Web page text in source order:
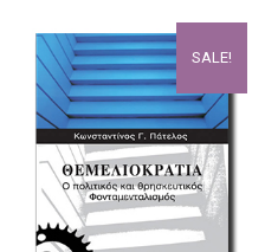
SALE!